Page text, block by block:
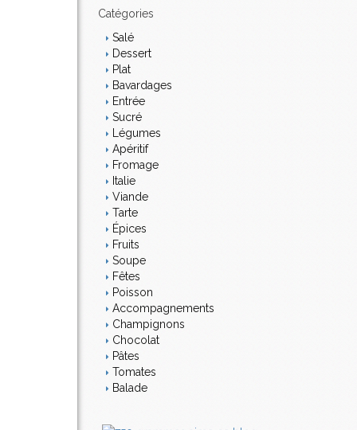
i Catégories
Salé
Dessert
Plat
Bavardages
Entrée
Sucré
Légumes
Apéritif
Fromage
Italie
Viande
Tarte
Épices
Fruits
Soupe
Fêtes
Poisson
Accompagnements
Champignons
Chocolat
Pâtes
Tomates
Balade